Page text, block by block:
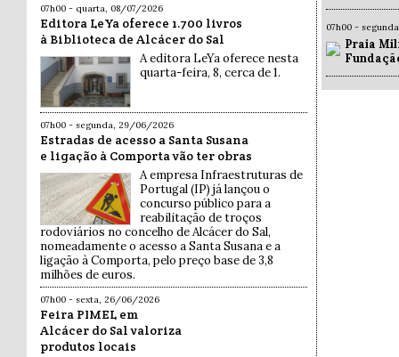
07h00 - quarta, 08/07/2026
Editora LeYa oferece 1.700 livros
à Biblioteca de Alcácer do Sal
A editora LeYa oferece nesta
quarta-feira, 8, cerca de 1.
07h00 - segunda, 29/06/2026
Estradas de acesso a Santa Susana
e ligação à Comporta vão ter obras
A empresa Infraestruturas de
Portugal (IP) já lançou o
concurso público para a
reabilitação de troços
rodoviários no concelho de Alcácer do Sal,
nomeadamente o acesso a Santa Susana e a
ligação à Comporta, pelo preço base de 3,8
milhões de euros.
07h00 - sexta, 26/06/2026
Feira PIMEL em
Alcácer do Sal valoriza
produtos locais
07h00 -
Praia